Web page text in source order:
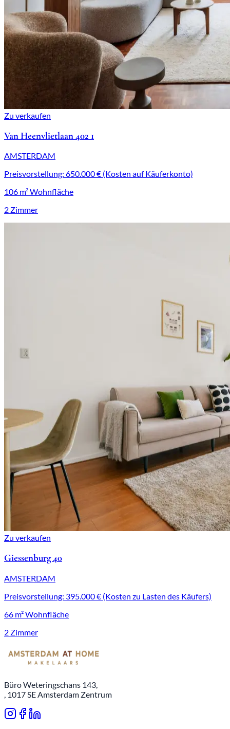
Zu verkaufen
Van Heenvlietlaan 402 1
AMSTERDAM
Preisvorstellung: 650.000 € (Kosten auf Käuferkonto)
106 m² Wohnfläche
2 Zimmer
Zu verkaufen
Giessenburg 40
AMSTERDAM
Preisvorstellung: 395.000 € (Kosten zu Lasten des Käufers)
66 m² Wohnfläche
2 Zimmer
Büro Weteringschans 143,
, 1017 SE Amsterdam Zentrum